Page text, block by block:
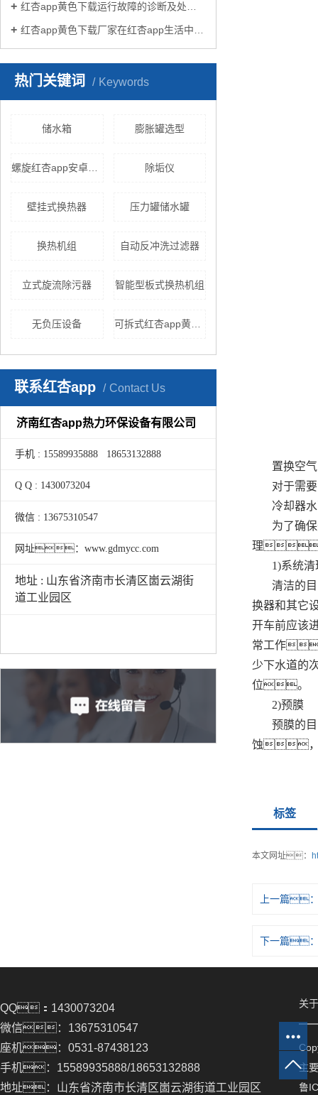
红杏app黄色下载运行故障的诊断及处理方法
红杏app黄色下载厂家在红杏app生活中有哪些作用？
热门关键词 Keywords
储水箱 膨胀罐选型
除垢仪
壁挂式换热器 压力罐储水罐
换热机组 自动反冲洗过滤器
立式旋流除污器 智能型板式换热机组
无负压设备 可拆式红杏app黄色下载
联系红杏app Contact Us
济南红杏app热力环保设备有限公司
手机 : 15589935888 18653132888
Q Q : 1430073204
微信 : 13675310547
网址：www.gdmycc.com
地址 : 山东省济南市长清区崮云湖街
道工业园区
置换空气
对于需
冷却器
为了确
理
1)系统
清洁的
换器和其
开车前应该
常工作
少下水道的
位。
2)预膜
预膜的
蚀，
标签
本文网址：
上一篇
下一篇
QQ：1430073204
微信：13675310547
座机：0531-87438123
手机：15589935888/18653132888
地址：山东省济南市长清区崮云湖街道工业园区
关
主
鲁